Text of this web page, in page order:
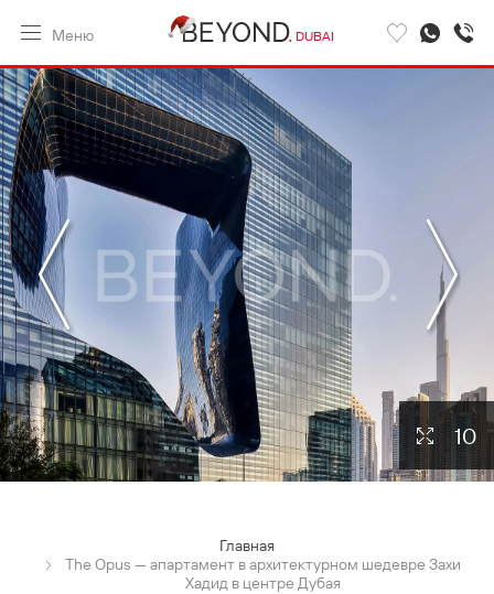
Меню DUBAI
10
Главная
The Opus — апартамент в архитектурном шедевре Захи
Хадид в центре Дубая